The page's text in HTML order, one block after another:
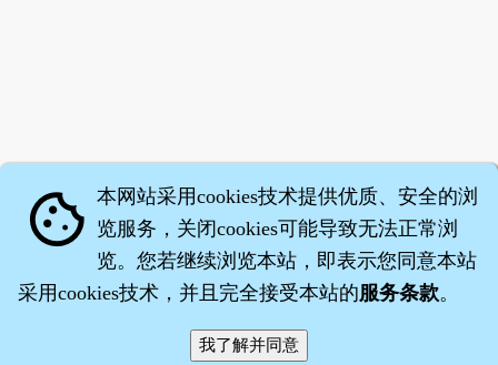
·沈药子©2008～2026
cookie 本网站采用cookies技术提供优质、安全的浏
览服务，关闭cookies可能导致无法正常浏
览。您若继续浏览本站，即表示您同意本站
采用cookies技术，并且完全接受本站的服务条款。